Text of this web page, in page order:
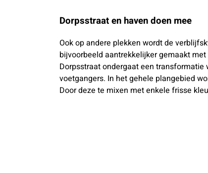
Dorpsstraat en haven doen mee
Ook op andere plekken wordt de
bijvoorbeeld aantrekkelijker gemaakt
Dorpsstraat ondergaat een
voetgangers. In het gehele plangebied
Door deze te mixen met enkele frisse